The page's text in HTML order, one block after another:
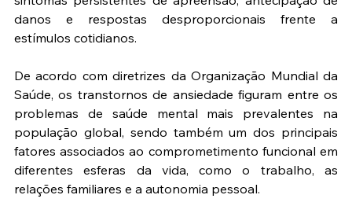
danos e respostas desproporcionais frente a
estímulos cotidianos.
De acordo com diretrizes da Organização Mundial da
Saúde, os transtornos de ansiedade figuram entre os
problemas de saúde mental mais prevalentes na
população global, sendo também um dos principais
fatores associados ao comprometimento funcional em
diferentes esferas da vida, como o trabalho, as
relações familiares e a autonomia pessoal.